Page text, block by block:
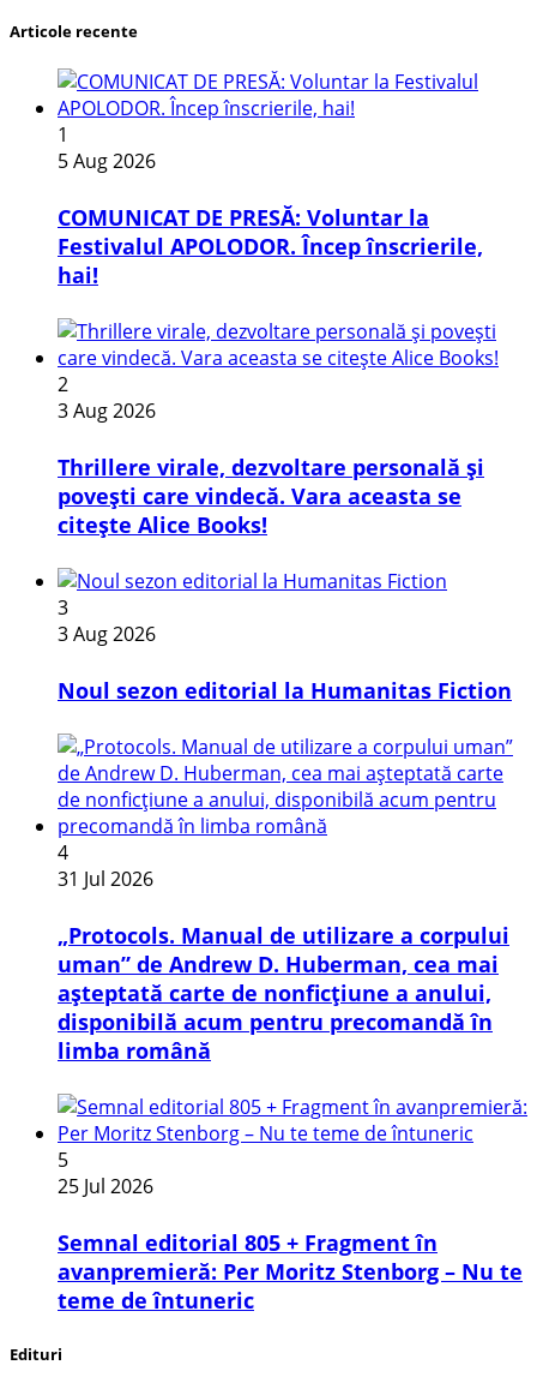
Articole recente
1
5 Aug 2026
COMUNICAT DE PRESĂ: Voluntar la
Festivalul APOLODOR. Încep înscrierile,
hai!
2
3 Aug 2026
Thrillere virale, dezvoltare personală și
povești care vindecă. Vara aceasta se
citește Alice Books!
3
3 Aug 2026
​Noul sezon editorial la Humanitas Fiction
4
31 Jul 2026
„Protocols. Manual de utilizare a corpului
uman” de Andrew D. Huberman, cea mai
așteptată carte de nonficțiune a anului,
disponibilă acum pentru precomandă în
limba română
5
25 Jul 2026
Semnal editorial 805 + Fragment în
avanpremieră: Per Moritz Stenborg – Nu te
teme de întuneric
Edituri